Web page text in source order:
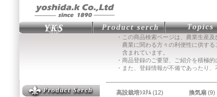
・この商品検索ページは、農業生産
農業に関わる方々の利便性に供する
含まれています。
・商品登録のご要望、ご紹介を積極
・また、登録情報が不備であったり
高設栽培ｼｽﾃﾑ (12) 換気扇(9)